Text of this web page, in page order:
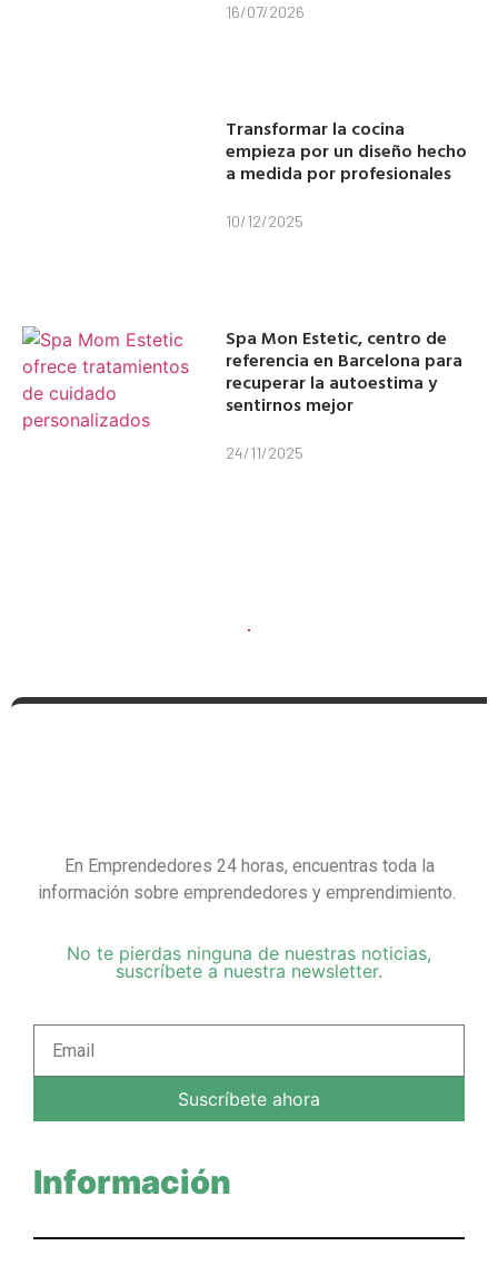
16/07/2026
Transformar la cocina
empieza por un diseño hecho
a medida por profesionales
10/12/2025
Spa Mon Estetic, centro de
referencia en Barcelona para
recuperar la autoestima y
sentirnos mejor
24/11/2025
En Emprendedores 24 horas, encuentras toda la
información sobre emprendedores y emprendimiento.
No te pierdas ninguna de nuestras noticias,
suscríbete a nuestra newsletter.
Suscríbete ahora
Información